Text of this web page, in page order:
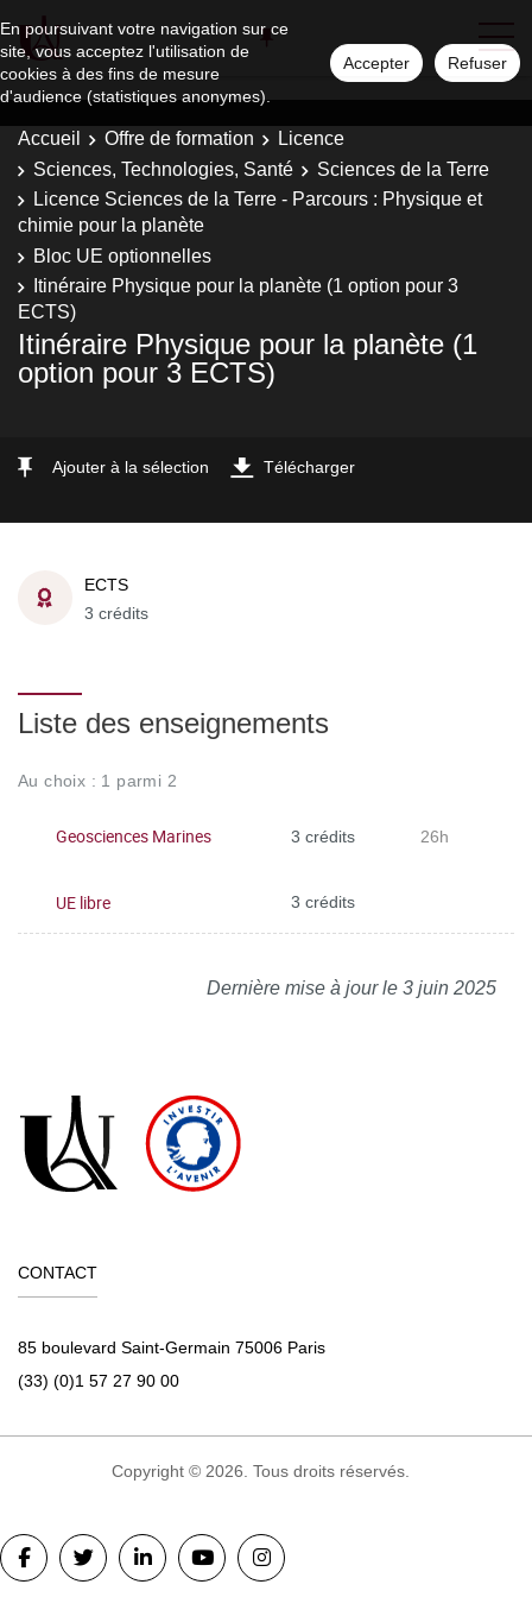
En poursuivant votre navigation sur ce
site, vous acceptez l'utilisation de
cookies à des fins de mesure
d'audience (statistiques anonymes).
Accepter Refuser
Accueil Offre de formation
Licence
Sciences, Technologies, Santé
Sciences de la Terre
Licence Sciences de la Terre - Parcours : Physique et
chimie pour la planète
Bloc UE optionnelles
Itinéraire Physique pour la planète (1 option pour 3
ECTS)
Itinéraire Physique pour la planète (1
option pour 3 ECTS)
Ajouter à la sélection Télécharger
ECTS
3 crédits
Liste des enseignements
Au choix : 1 parmi 2
Geosciences Marines 3 crédits 26h
UE libre 3 crédits
Dernière mise à jour le 3 juin 2025
CONTACT
85 boulevard Saint-Germain 75006 Paris
(33) (0)1 57 27 90 00
Copyright © 2026. Tous droits réservés.